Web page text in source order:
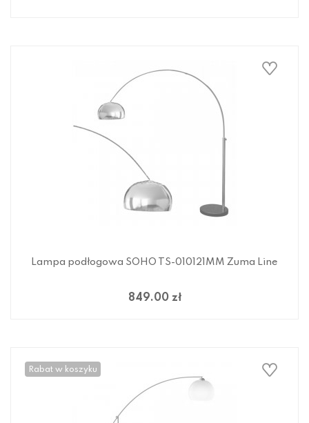
Lampa podłogowa SOHO TS-010121MM Zuma Line
849.00 zł
Rabat w koszyku